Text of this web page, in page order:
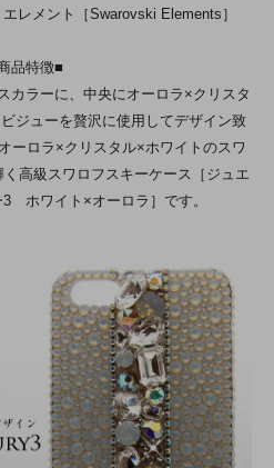
レメント［Swarovski Elements］
品特徴■
カラーに、中央にオーロラ×クリスタ
ジューを贅沢に使用してデザイン致
ーロラ×クリスタル×ホワイトのスワ
高級スワロフスキーケース［ジュエ
ホワイト×オーロラ］です。